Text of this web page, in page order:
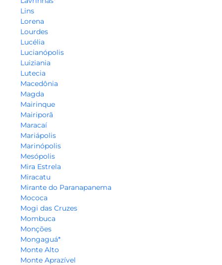
Lins
Lorena
Lourdes
Lucélia
Lucianópolis
Luiziania
Lutecia
Macedônia
Magda
Mairinque
Mairiporã
Maracaí
Mariápolis
Marinópolis
Mesópolis
Mira Estrela
Miracatu
Mirante do Paranapanema
Mococa
Mogi das Cruzes
Mombuca
Monções
Mongaguá*
Monte Alto
Monte Aprazível